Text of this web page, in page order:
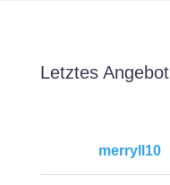
Letztes Angebot
merryll10